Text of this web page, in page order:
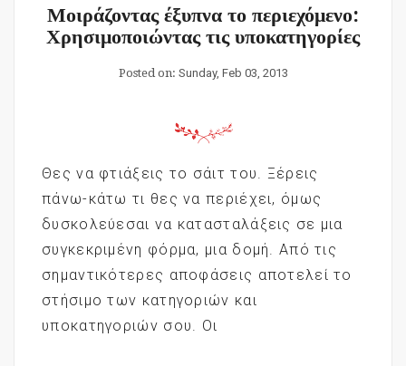
Μοιράζοντας έξυπνα το περιεχόμενο:
Χρησιμοποιώντας τις υποκατηγορίες
Posted on: Sunday, Feb 03, 2013
Θες να φτιάξεις το σάιτ του. Ξέρεις
πάνω-κάτω τι θες να περιέχει, όμως
δυσκολεύεσαι να κατασταλάξεις σε μια
συγκεκριμένη φόρμα, μια δομή. Από τις
σημαντικότερες αποφάσεις αποτελεί το
στήσιμο των κατηγοριών και
υποκατηγοριών σου. Οι